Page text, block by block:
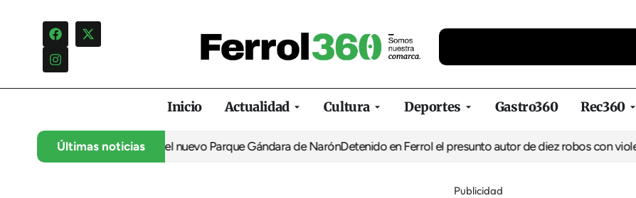
Inicio Actualidad Cultura Deportes Gastro360 Rec360
Últimas noticias
a Obramat y Wenea en el nuevo Parque Gándara de NarónDetenido en Ferrol el presunto autor de diez robos con violencia
Publicidad